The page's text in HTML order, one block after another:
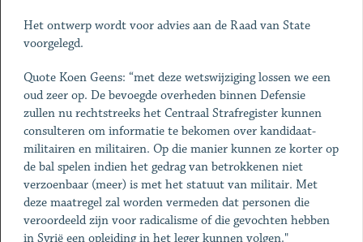
Het ontwerp wordt voor advies aan de Raad van State
voorgelegd.
Quote Koen Geens: “met deze wetswijziging lossen we een
oud zeer op. De bevoegde overheden binnen Defensie
zullen nu rechtstreeks het Centraal Strafregister kunnen
consulteren om informatie te bekomen over kandidaat-
militairen en militairen. Op die manier kunnen ze korter op
de bal spelen indien het gedrag van betrokkenen niet
verzoenbaar (meer) is met het statuut van militair. Met
deze maatregel zal worden vermeden dat personen die
veroordeeld zijn voor radicalisme of die gevochten hebben
in Syrië een opleiding in het leger kunnen volgen."